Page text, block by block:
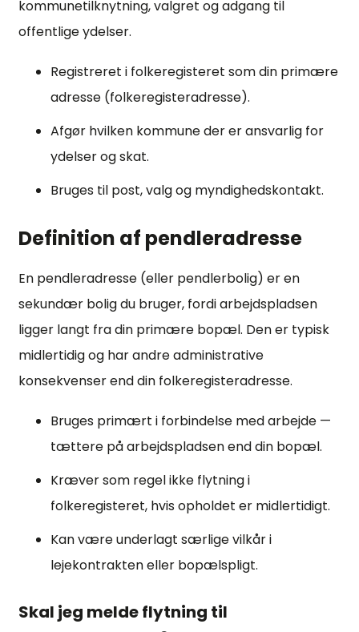
kommunetilknytning, valgret og adgang til
offentlige ydelser.
Registreret i folkeregisteret som din primære
adresse (folkeregisteradresse).
Afgør hvilken kommune der er ansvarlig for
ydelser og skat.
Bruges til post, valg og myndighedskontakt.
Definition af pendleradresse
En pendleradresse (eller pendlerbolig) er en
sekundær bolig du bruger, fordi arbejdspladsen
ligger langt fra din primære bopæl. Den er typisk
midlertidig og har andre administrative
konsekvenser end din folkeregisteradresse.
Bruges primært i forbindelse med arbejde —
tættere på arbejdspladsen end din bopæl.
Kræver som regel ikke flytning i
folkeregisteret, hvis opholdet er midlertidigt.
Kan være underlagt særlige vilkår i
lejekontrakten eller bopælspligt.
Skal jeg melde flytning til